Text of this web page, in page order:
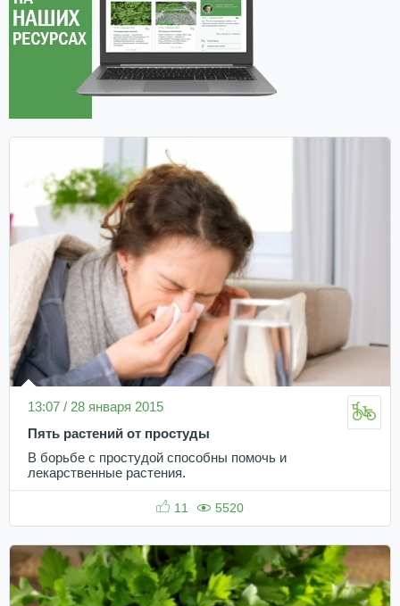
13:07 / 28 января 2015
Пять растений от простуды
В борьбе с простудой способны помочь и
лекарственные растения.
11 5520